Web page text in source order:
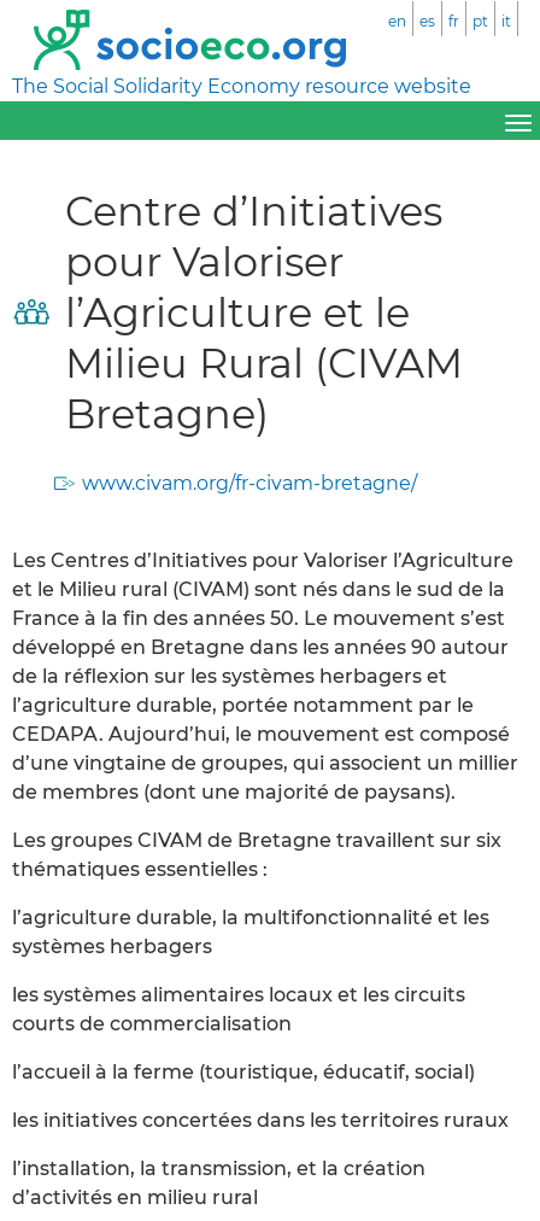
The Social Solidarity Economy resource website
en es fr pt it
Centre d’Initiatives
pour Valoriser
l’Agriculture et le
Milieu Rural (CIVAM
Bretagne)
www.civam.org/fr-civam-bretagne/
Les Centres d’Initiatives pour Valoriser l’Agriculture
et le Milieu rural (CIVAM) sont nés dans le sud de la
France à la fin des années 50. Le mouvement s’est
développé en Bretagne dans les années 90 autour
de la réflexion sur les systèmes herbagers et
l’agriculture durable, portée notamment par le
CEDAPA. Aujourd’hui, le mouvement est composé
d’une vingtaine de groupes, qui associent un millier
de membres (dont une majorité de paysans).
Les groupes CIVAM de Bretagne travaillent sur six
thématiques essentielles :
l’agriculture durable, la multifonctionnalité et les
systèmes herbagers
les systèmes alimentaires locaux et les circuits
courts de commercialisation
l’accueil à la ferme (touristique, éducatif, social)
les initiatives concertées dans les territoires ruraux
l’installation, la transmission, et la création
d’activités en milieu rural